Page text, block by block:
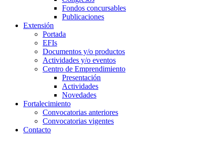
Fondos concursables
Publicaciones
Extensión
Portada
EFIs
Documentos y/o productos
Actividades y/o eventos
Centro de Emprendimiento
Presentación
Actividades
Novedades
Fortalecimiento
Convocatorias anteriores
Convocatorias vigentes
Contacto